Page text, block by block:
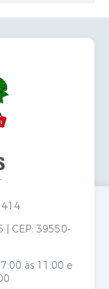
| CEP: 39550-
às 11:00 e